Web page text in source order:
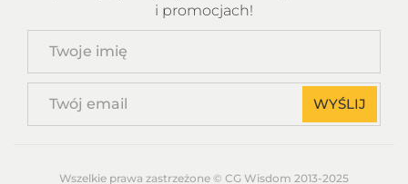
i promocjach!
Twoje
imię
Twój
email
WYŚLIJ
Wszelkie prawa zastrzeżone © CG Wisdom 2013-2025